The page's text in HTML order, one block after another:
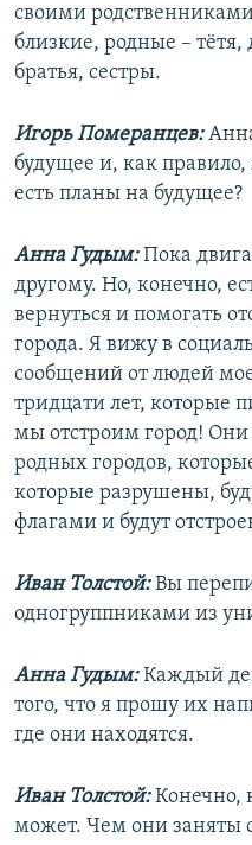
своими
близкие, родные –
братья, сестры.
Игорь Померанцев:
будущее и, как
есть планы на будущее?
Анна Гудым:Пока
другому. Но, конечно,
вернуться и помогать
города. Я вижу в
сообщений от людей
тридцати лет, которые
мы отстроим город!
родных городов,
которые разрушены,
флагами и будут
Иван Толстой:Вы
одногруппниками из
Анна Гудым:Каждый
того, что я прошу их
где они находятся.
Иван Толстой:Конечно,
может. Чем они заняты